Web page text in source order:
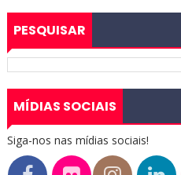
PESQUISAR
MÍDIAS SOCIAIS
Siga-nos nas mídias sociais!